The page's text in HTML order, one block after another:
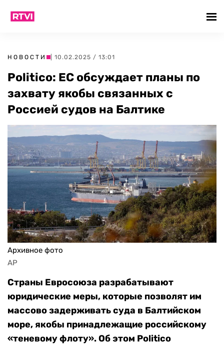
НОВОСТИ | 10.02.2025 / 13:01
Politico: ЕС обсуждает планы по
захвату якобы связанных с
Россией судов на Балтике
Архивное фото
AP
Страны Евросоюза разрабатывают
юридические меры, которые позволят им
массово задерживать суда в Балтийском
море, якобы принадлежащие российскому
«теневому флоту». Об этом Politico